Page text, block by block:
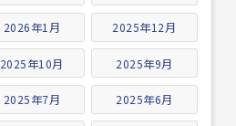
2026年1月 2025年12月
2025年10月 2025年9月
2025年7月 2025年6月